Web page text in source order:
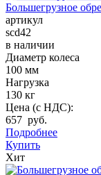
Большегрузное
артикул
scd42
в наличии
Диаметр колеса
100 мм
Нагрузка
130 кг
Цена (с НДС):
657 руб.
Подробнее
Купить
Хит